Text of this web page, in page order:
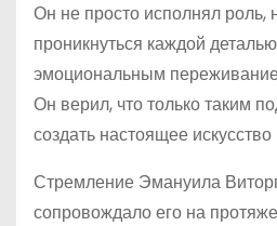
Он не просто исполнял роль,
проникнуться каждой
эмоциональным
Он верил, что только таким
создать настоящее
Стремление Эмануила
сопровождало его на